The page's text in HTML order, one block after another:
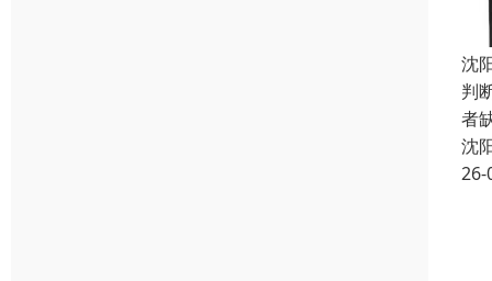
沈
判
者
沈
26-